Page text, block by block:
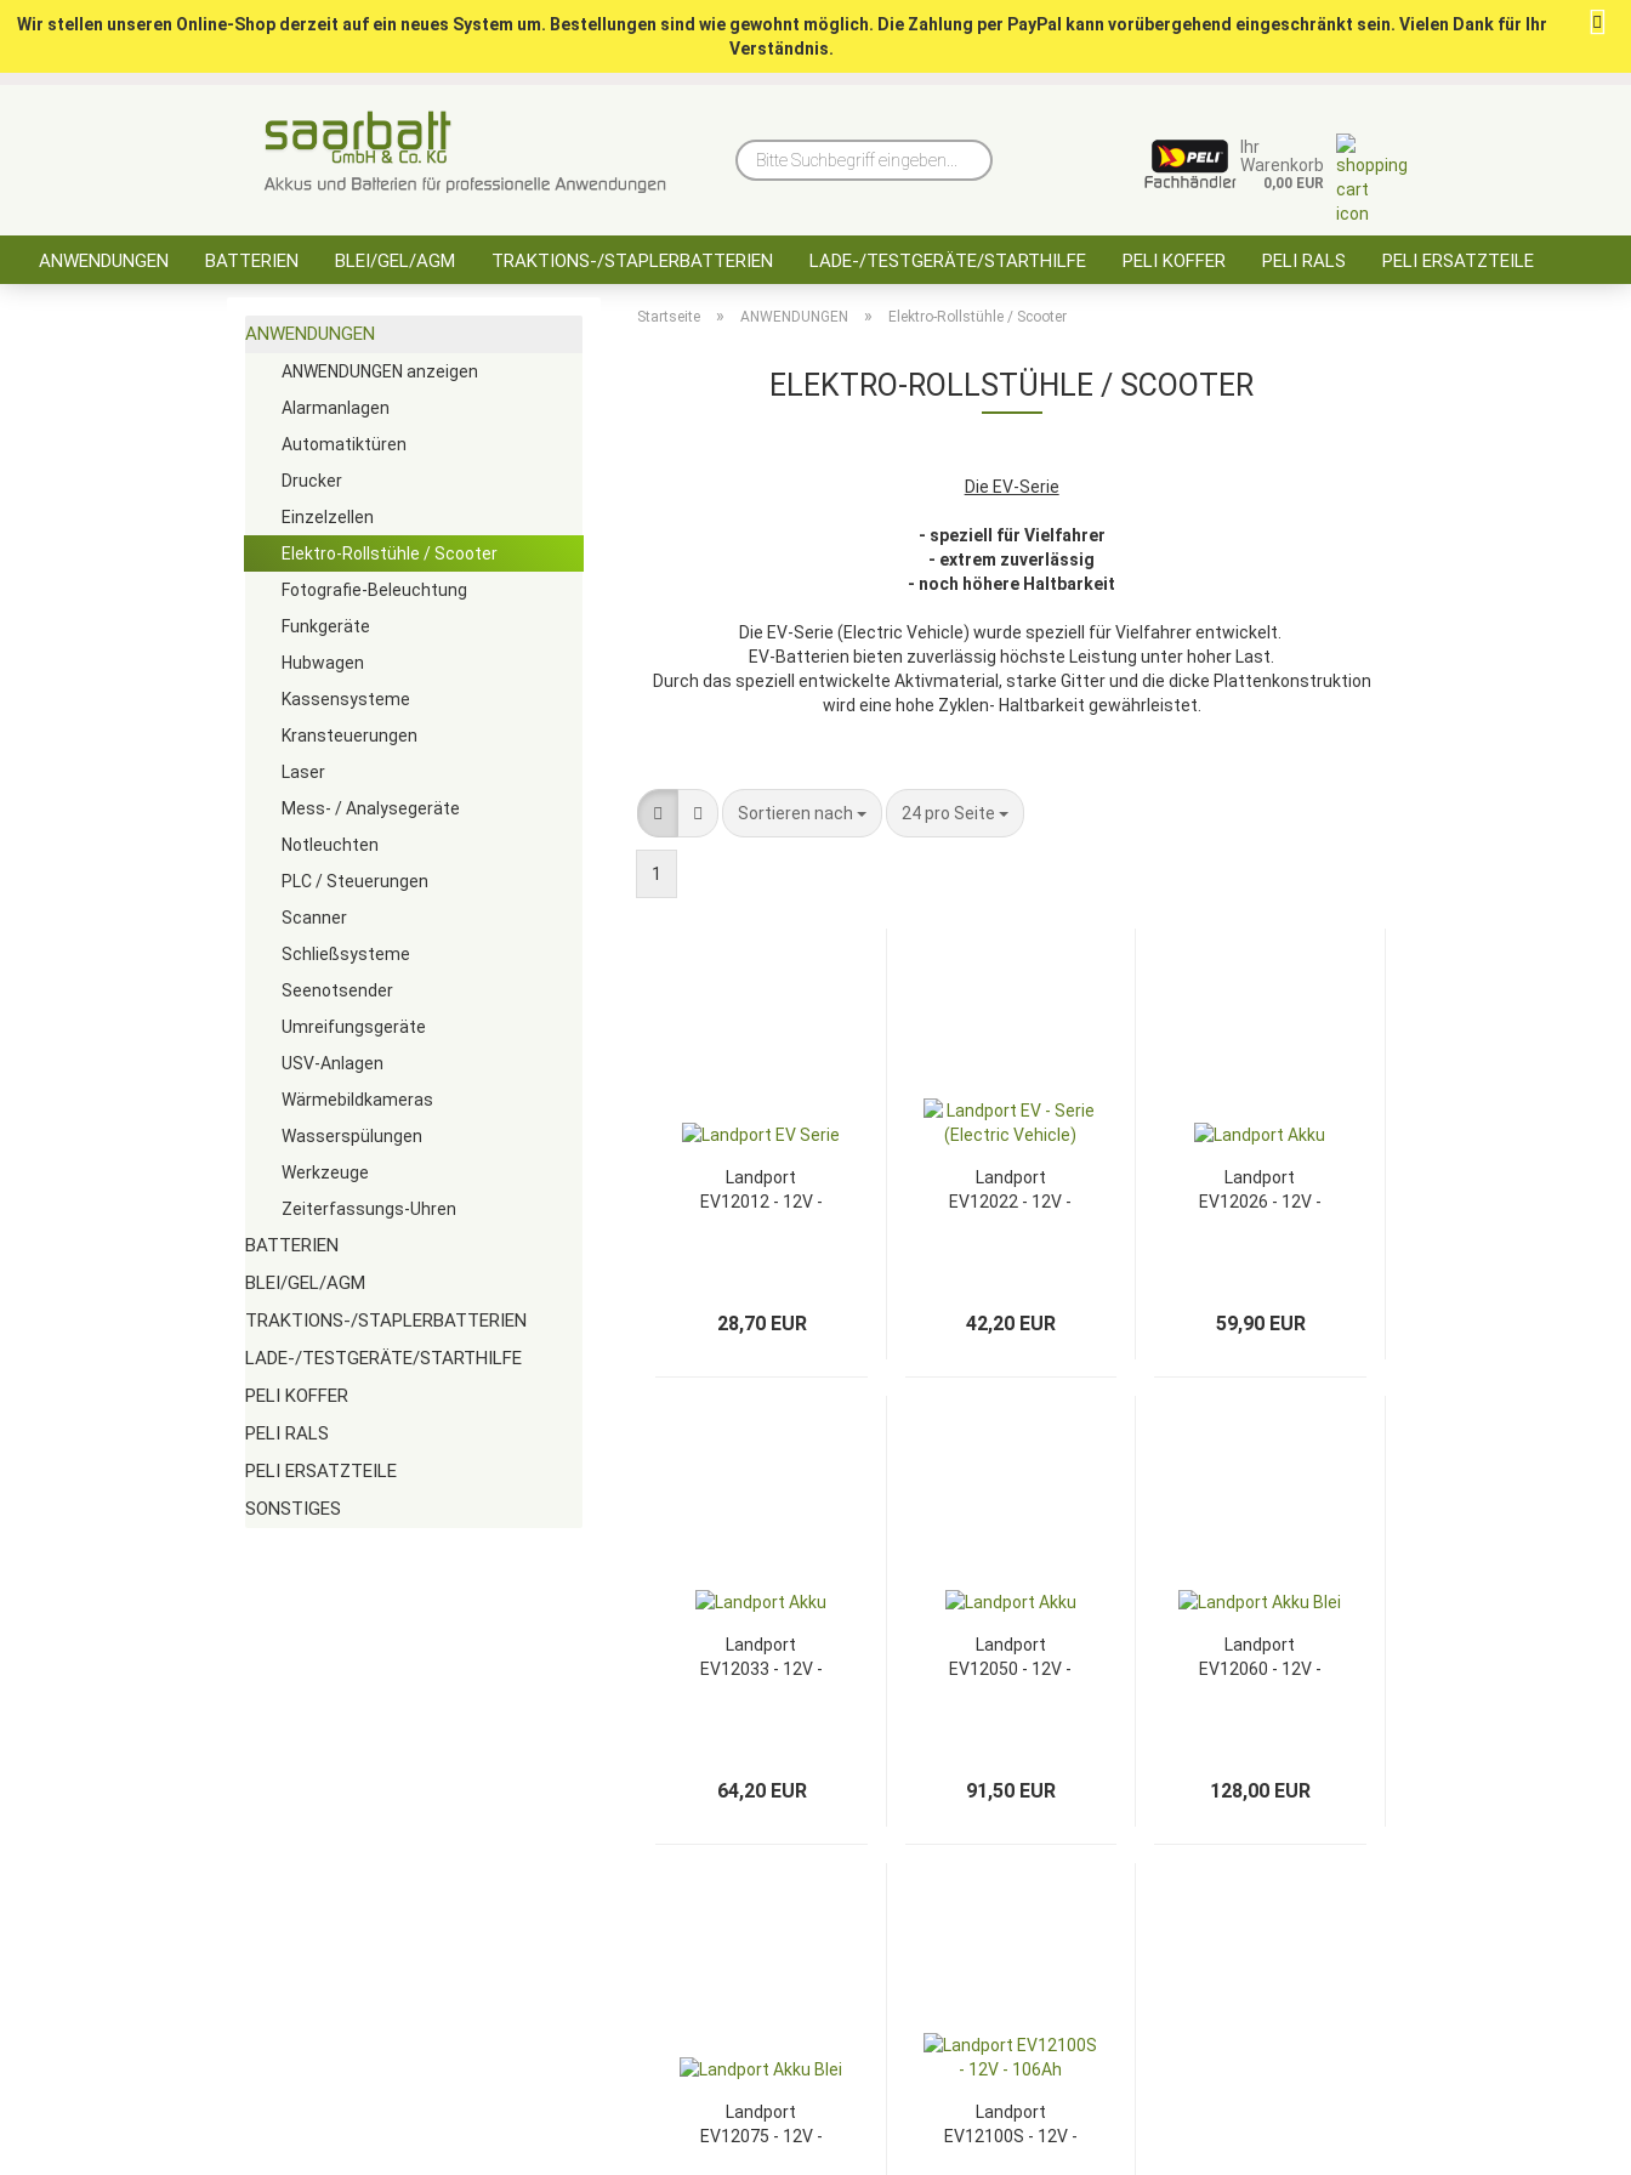
Passwort
Bitte
Ihr
Warenkorb
0,00 EUR
Wir stellen unseren Online-Shop derzeit auf ein neues System um. Bestellungen sind wie gewohnt möglich. Die Zahlung per PayPal kann vorübergehend eingeschränkt sein. Vielen Dank für Ihr
Verständnis.
ANWENDUNGEN BATTERIEN BLEI/GEL/AGM TRAKTIONS-/STAPLERBATTERIEN LADE-/TESTGERÄTE/STARTHILFE PELI KOFFER PELI RALS PELI ERSATZTEILE
Startseite » ANWENDUNGEN » Elektro-Rollstühle / Scooter
ELEKTRO-ROLLSTÜHLE / SCOOTER
Die EV-Serie
- speziell für Vielfahrer
- extrem zuverlässig
- noch höhere Haltbarkeit
Die EV-Serie (Electric Vehicle) wurde speziell für Vielfahrer entwickelt.
EV-Batterien bieten zuverlässig höchste Leistung unter hoher Last.
Durch das speziell entwickelte Aktivmaterial, starke Gitter und die dicke Plattenkonstruktion
wird eine hohe Zyklen- Haltbarkeit gewährleistet.
Sortieren nach
Sortieren nach 24 pro Seite
pro Seite
1
Landport
EV12012 - 12V -
28,70 EUR
Landport
EV12022 - 12V -
42,20 EUR
Landport
EV12026 - 12V -
59,90 EUR
Landport
EV12033 - 12V -
64,20 EUR
Landport
EV12050 - 12V -
91,50 EUR
Landport
EV12060 - 12V -
128,00 EUR
Landport
EV12075 - 12V -
Landport
EV12100S - 12V -
ANWENDUNGEN
ANWENDUNGEN anzeigen
Alarmanlagen
Automatiktüren
Drucker
Einzelzellen
Elektro-Rollstühle / Scooter
Fotografie-Beleuchtung
Funkgeräte
Hubwagen
Kassensysteme
Kransteuerungen
Laser
Mess- / Analysegeräte
Notleuchten
PLC / Steuerungen
Scanner
Schließsysteme
Seenotsender
Umreifungsgeräte
USV-Anlagen
Wärmebildkameras
Wasserspülungen
Werkzeuge
Zeiterfassungs-Uhren
BATTERIEN
BLEI/GEL/AGM
TRAKTIONS-/STAPLERBATTERIEN
LADE-/TESTGERÄTE/STARTHILFE
PELI KOFFER
PELI RALS
PELI ERSATZTEILE
SONSTIGES